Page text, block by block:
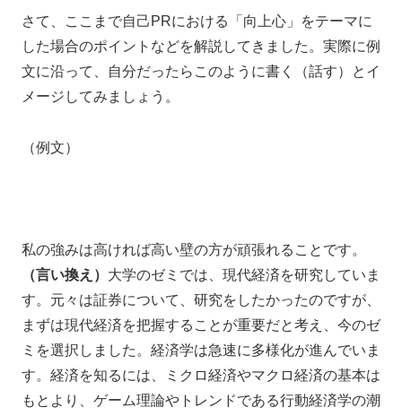
さて、ここまで自己PRにおける「向上心」をテーマに
した場合のポイントなどを解説してきました。実際に例
文に沿って、自分だったらこのように書く（話す）とイ
メージしてみましょう。
（例文）
私の強みは高ければ高い壁の方が頑張れることです。
（言い換え） 大学のゼミでは、現代経済を研究していま
す。元々は証券について、研究をしたかったのですが、
まずは現代経済を把握することが重要だと考え、今のゼ
ミを選択しました。経済学は急速に多様化が進んでいま
す。経済を知るには、ミクロ経済やマクロ経済の基本は
もとより、ゲーム理論やトレンドである行動経済学の潮